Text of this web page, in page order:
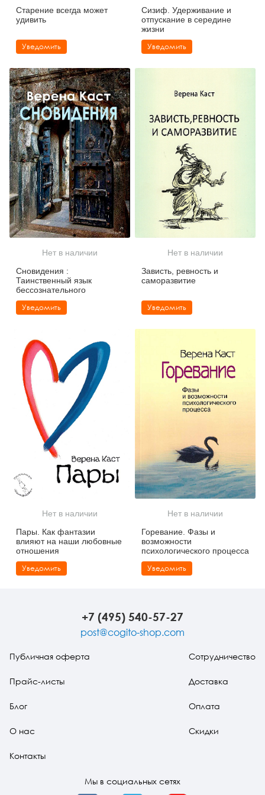
Старение всегда может
удивить
Уведомить
Сизиф. Удерживание и
отпускание в середине
жизни
Уведомить
Нет в наличии
Сновидения :
Таинственный язык
бессознательного
Уведомить
Нет в наличии
Зависть, ревность и
саморазвитие
Уведомить
Нет в наличии
Пары. Как фантазии
влияют на наши любовные
отношения
Уведомить
Нет в наличии
Горевание. Фазы и
возможности
психологического процесса
Уведомить
+7 (495) 540-57-27
post@cogito-shop.com
Публичная оферта
Прайс-листы
Блог
О нас
Контакты
Сотрудничество
Доставка
Оплата
Скидки
Мы в социальных сетях